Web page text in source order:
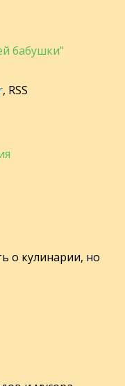
бабушки"
, RSS
о кулинарии, но